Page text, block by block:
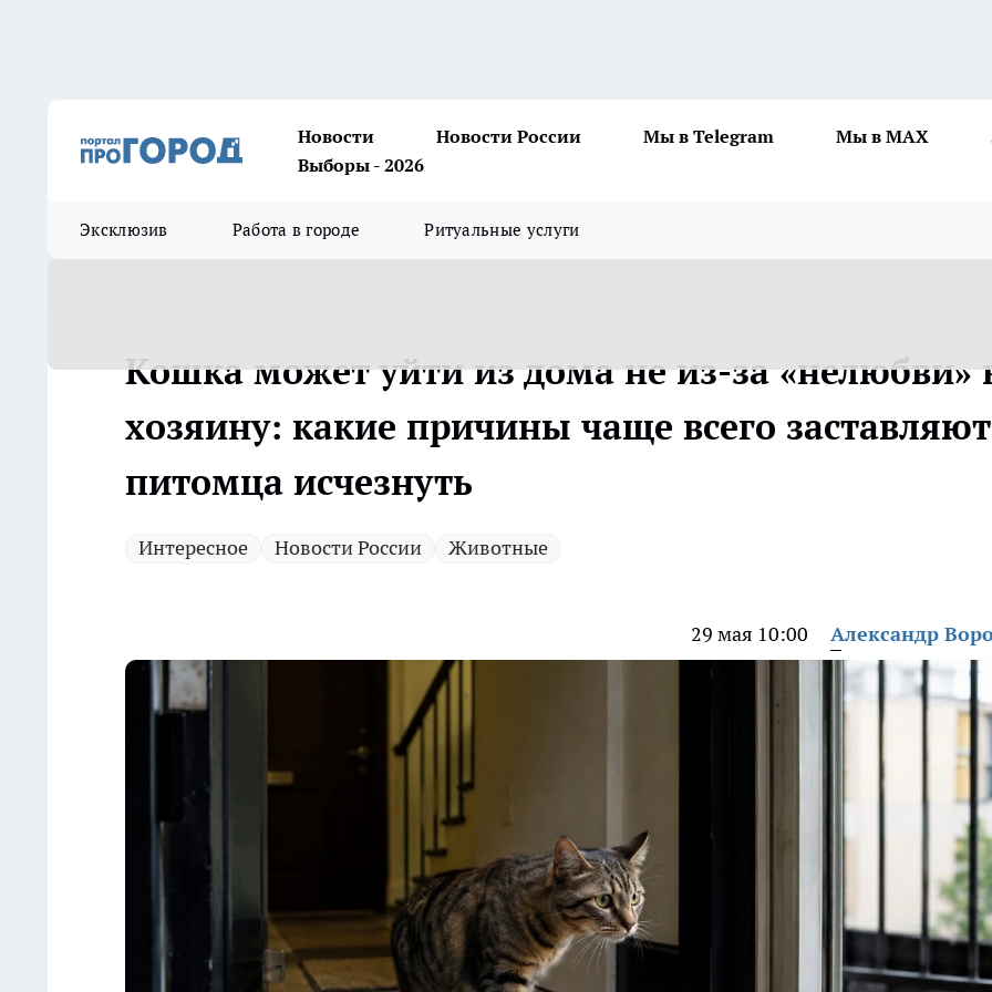
Новости Новости России Мы в Telegram Мы в MAX
Выборы - 2026
Эксклюзив Работа в городе Ритуальные услуги
Кошка может уйти из дома не из-за «нелюбви»
хозяину: какие причины чаще всего заставляют
питомца исчезнуть
Интересное Новости России Животные
29 мая 10:00 Александр